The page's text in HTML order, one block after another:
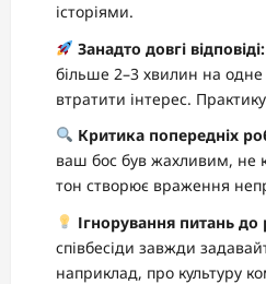
історіями.
Занадто довгі відповіді:
більше 2–3 хвилин на
втратити інтерес.
Критика попередніх
ваш бос був жахливим, не
тон створює враження
Ігнорування питань до
співбесіди завжди
наприклад, про культуру